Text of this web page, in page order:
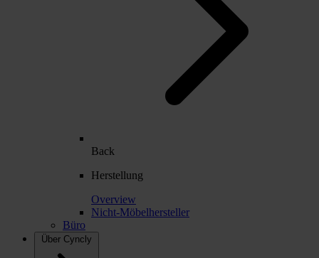
Back
Herstellung
Overview
Nicht-Möbelhersteller
Büro
Über Cyncly